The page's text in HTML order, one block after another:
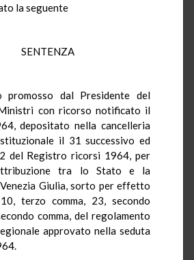
la seguente
SENTENZA
promosso dal Presidente del
con ricorso notificato il
depositato nella cancelleria
il 31 successivo ed
del Registro ricorsi 1964, per
tra lo Stato e la
Giulia, sorto per effetto
terzo comma, 23, secondo
comma, del regolamento
approvato nella seduta